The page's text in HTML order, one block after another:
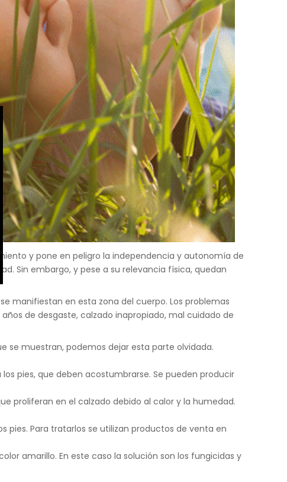
y pone en peligro la independencia y autonomía de
Sin embargo, y pese a su relevancia física, quedan
manifiestan en esta zona del cuerpo. Los problemas
de desgaste, calzado inapropiado, mal cuidado de
se muestran, podemos dejar esta parte olvidada.
pies, que deben acostumbrarse. Se pueden producir
proliferan en el calzado debido al calor y la humedad.
pies. Para tratarlos se utilizan productos de venta en
amarillo. En este caso la solución son los fungicidas y